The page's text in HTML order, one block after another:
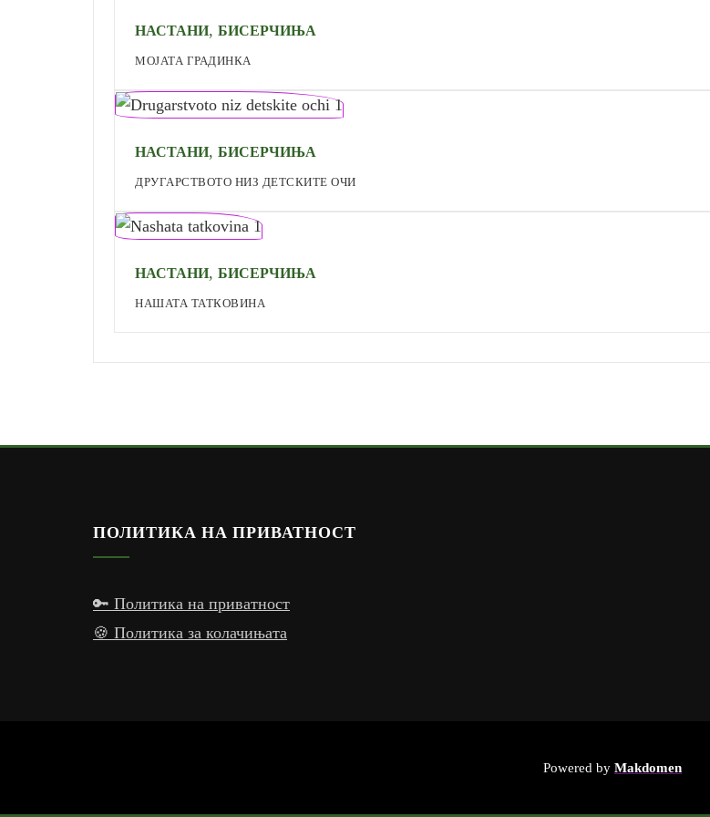
НАСТАНИ, БИСЕРЧИЊА
МОЈАТА ГРАДИНКА
НАСТАНИ, БИСЕРЧИЊА
ДРУГАРСТВОТО НИЗ ДЕТСКИТЕ ОЧИ
НАСТАНИ, БИСЕРЧИЊА
НАШАТА ТАТКОВИНА
ПОЛИТИКА НА ПРИВАТНОСТ
🔑 Политика на приватност
🍪 Политика за колачињата
Powered by Makdomen